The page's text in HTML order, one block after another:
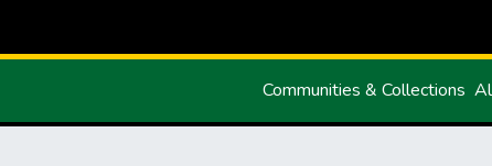
Communities & Collections